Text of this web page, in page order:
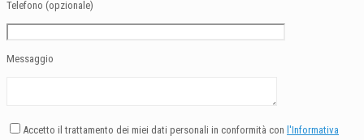
Telefono (opzionale)
Messaggio
Accetto il trattamento dei miei dati personali in conformità con l'Informativa